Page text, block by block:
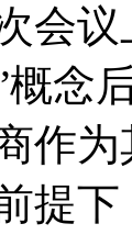
会
念
作
提